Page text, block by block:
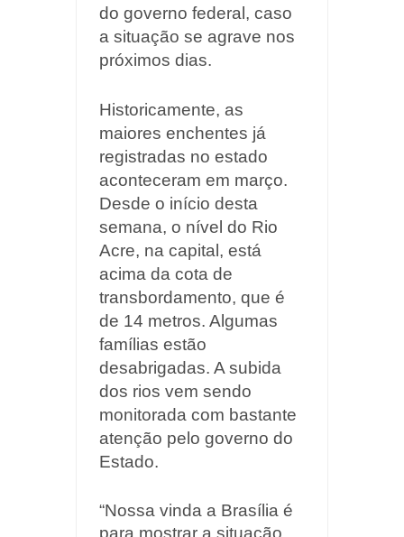
do governo federal, caso
a situação se agrave nos
próximos dias.
Historicamente, as
maiores enchentes já
registradas no estado
aconteceram em março.
Desde o início desta
semana, o nível do Rio
Acre, na capital, está
acima da cota de
transbordamento, que é
de 14 metros. Algumas
famílias estão
desabrigadas. A subida
dos rios vem sendo
monitorada com bastante
atenção pelo governo do
Estado.
“Nossa vinda a Brasília é